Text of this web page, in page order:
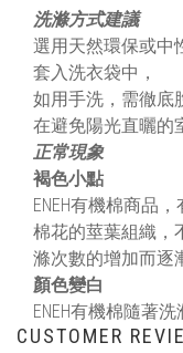
洗滌方式建議
選用天然環保或中
套入洗衣袋中，
如用手洗，需徹底
在避免陽光直曬的
正常現象
褐色小點
ENEH有機棉商品
棉花的莖葉組織，
滌次數的增加而逐
顏色變白
ENEH有機棉隨著
CUSTOMER